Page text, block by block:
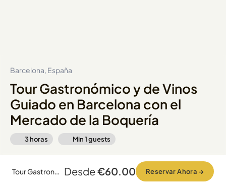
Barcelona, España
Tour Gastronómico y de Vinos
Guiado en Barcelona con el
Mercado de la Boquería
3 horas Min1guests
Tour Gastronómico y de Vinos Guiado en Barcelona con el Mercado de la Boquería Desde€60.00 Reservar Ahora →